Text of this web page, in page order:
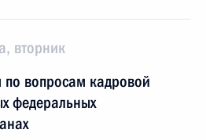
вторник
вопросам кадровой
федеральных